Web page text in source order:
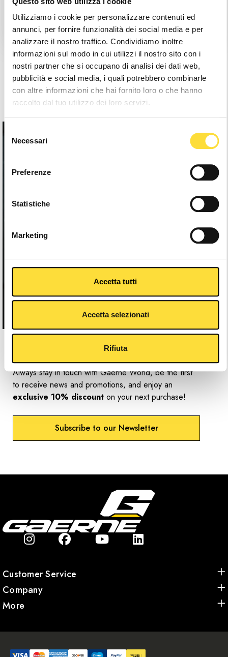
Utilizziamo i cookie per personalizzare contenuti ed
annunci, per fornire funzionalità dei social media e per
analizzare il nostro traffico. Condividiamo inoltre
informazioni sul modo in cui utilizzi il nostro sito con i
nostri partner che si occupano di analisi dei dati web,
pubblicità e social media, i quali potrebbero combinarle
con altre informazioni che hai fornito loro o che hanno
raccolto dal tuo utilizzo dei loro servizi.
delNecessari
Preferenze
Statistiche
Marketing
Accetta tutti
Accetta selezionati
Rifiuta
Create Account
Always stay in touch with Gaerne World, be the first
to receive news and promotions, and enjoy an
exclusive 10% discount on your next purchase!
Subscribe to our Newsletter
Customer Service
Company
More